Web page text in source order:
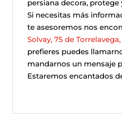
persiana decora, protege
Si necesitas más
te asesoremos nos
Solvay, 75 de
prefieres puedes
mandarnos un mensaje
Estaremos encantados